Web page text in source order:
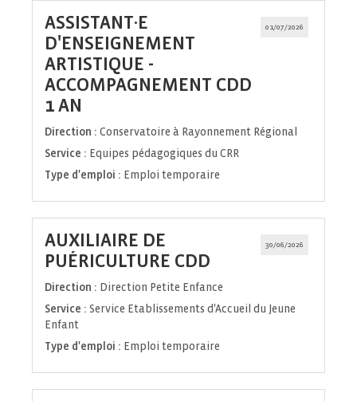
01/07/2026
ASSISTANT·E
D'ENSEIGNEMENT
ARTISTIQUE -
ACCOMPAGNEMENT CDD
1 AN
fenêtre)
Direction : Conservatoire à Rayonnement Régional
Service : Equipes pédagogiques du CRR
Type d'emploi : Emploi temporaire
30/06/2026
AUXILIAIRE DE
PUÉRICULTURE CDD
fenêtre)
Direction : Direction Petite Enfance
Service : Service Etablissements d'Accueil du Jeune
Enfant
Type d'emploi : Emploi temporaire